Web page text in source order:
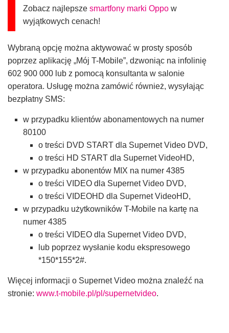
Zobacz najlepsze smartfony marki Oppo w
wyjątkowych cenach!
Wybraną opcję można aktywować w prosty sposób
poprzez aplikację „Mój T-Mobile”, dzwoniąc na infolinię
602 900 000 lub z pomocą konsultanta w salonie
operatora. Usługę można zamówić również, wysyłając
bezpłatny SMS:
w przypadku klientów abonamentowych na numer
80100
o treści DVD START dla Supernet Video DVD,
o treści HD START dla Supernet VideoHD,
w przypadku abonentów MIX na numer 4385
o treści VIDEO dla Supernet Video DVD,
o treści VIDEOHD dla Supernet VideoHD,
w przypadku użytkowników T-Mobile na kartę na
numer 4385
o treści VIDEO dla Supernet Video DVD,
lub poprzez wysłanie kodu ekspresowego
*150*155*2#.
Więcej informacji o Supernet Video można znaleźć na
stronie: www.t-mobile.pl/pl/supernetvideo.